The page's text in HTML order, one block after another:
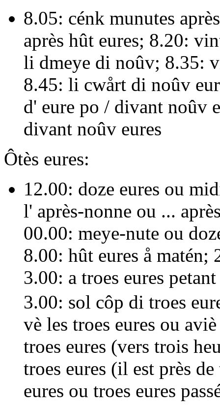
8.05: cénk munutes
après hût eures; 8.20:
li dmeye di noûv; 8.35:
8.45: li cwårt di noûv
d' eure po / divant noûv
divant noûv eures
Ôtès eures:
12.00: doze eures ou
l' après-nonne ou ...
00.00: meye-nute ou
8.00: hût eures å matén;
3.00: a troes eures petant
3.00: sol côp di troes
vè les troes eures ou
troes eures (vers trois
troes eures (il est près
eures ou troes eures